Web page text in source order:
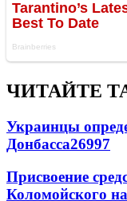
ЧИТАЙТЕ
Украинцы
Донбасса26997
Присвоение
Коломойского